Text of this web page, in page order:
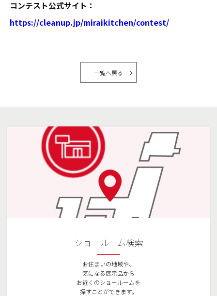
コンテスト公式サイト：
https://cleanup.jp/miraikitchen/contest/
一覧へ戻る
ショールーム検索
お住まいの地域や、
気になる展示品から
お近くのショールームを
探すことができます。